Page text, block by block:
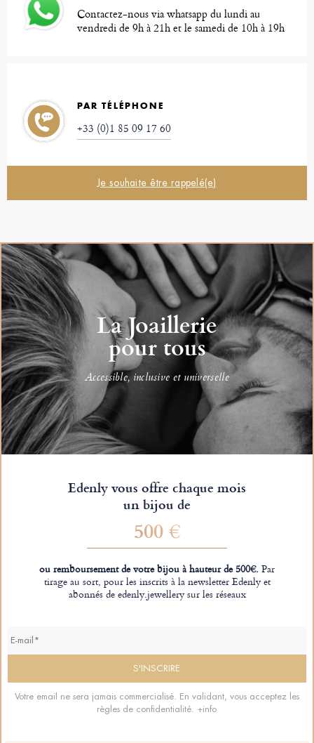
Contactez-nous via whatsapp du lundi au
vendredi de 9h à 21h et le samedi de 10h à 19h
PAR TÉLÉPHONE
+33 (0)1 85 09 17 60
Je souhaite être rappelé(e)
La Joaillerie
pour tous
Accessible, inclusive et universelle
Edenly vous offre chaque mois
un bijou de
500 €
ou remboursement de votre bijou à hauteur de 500€.Par
tirage au sort, pour les inscrits à la newsletter Edenly et
abonnés de edenly.jewellery sur les réseaux
Votre email ne sera jamais commercialisé. En validant, vous acceptez les
règles de confidentialité. +info